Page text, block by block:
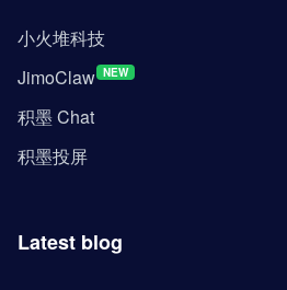
小火堆科技
JimoClaw NEW
积墨 Chat
积墨投屏
Latest blog